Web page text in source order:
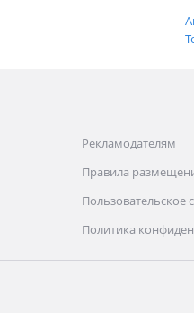
Рекламодателям
Правила
Пользовательское
Политика